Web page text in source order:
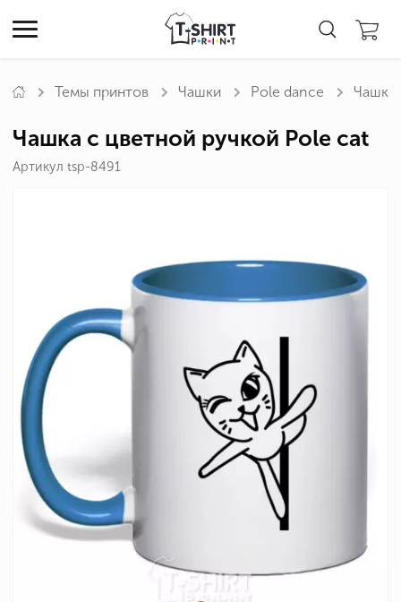
Темы принтов Чашки Pole dance Чашка
Чашка с цветной ручкой Pole cat
Артикул tsp-8491